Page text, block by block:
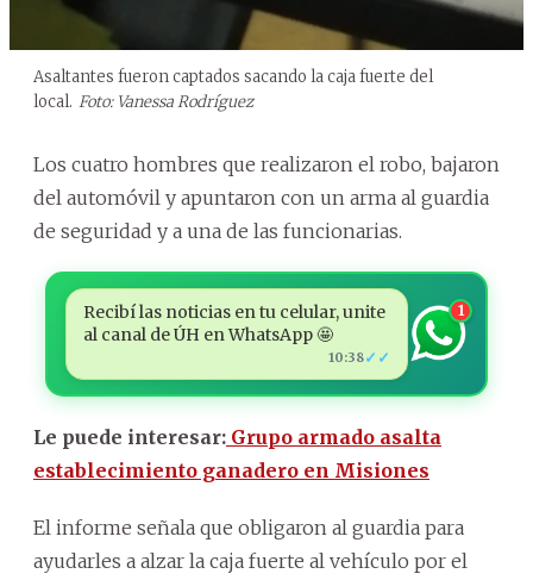
Asaltantes fueron captados sacando la caja fuerte del
local. Foto: Vanessa Rodríguez
Los cuatro hombres que realizaron el robo, bajaron
del automóvil y apuntaron con un arma al guardia
de seguridad y a una de las funcionarias.
Recibí las noticias en tu celular, unite
al canal de ÚH en WhatsApp 🤩
10:38✓✓
1
Le puede interesar: Grupo armado asalta
establecimiento ganadero en Misiones
El informe señala que obligaron al guardia para
ayudarles a alzar la caja fuerte al vehículo por el